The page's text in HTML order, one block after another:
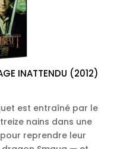
INATTENDU (2012)
est entraîné par le
nains dans une
reprendre leur